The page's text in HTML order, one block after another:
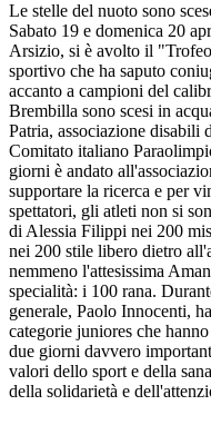
Le stelle del nuoto sono
Sabato 19 e domenica 20
Arsizio, si è avolto il
sportivo che ha saputo
accanto a campioni del
Brembilla sono scesi in
Patria, associazione disabili
Comitato italiano
giorni è andato
supportare la ricerca e per
spettatori, gli atleti non si
di Alessia Filippi nei 200
nei 200 stile libero dietro
nemmeno l'attesissima
specialità: i 100 rana.
generale, Paolo Innocenti,
categorie juniores che
due giorni davvero
valori dello sport e della
della solidarietà e